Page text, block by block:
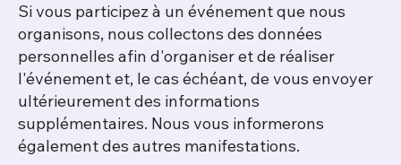
Si vous participez à un événement que nous
organisons, nous collectons des données
personnelles afin d'organiser et de réaliser
l'événement et, le cas échéant, de vous envoyer
ultérieurement des informations
supplémentaires. Nous vous informerons
également des autres manifestations.